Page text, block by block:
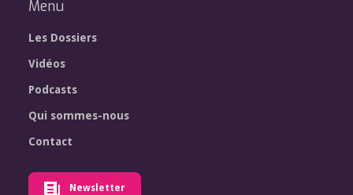
Menu
Les Dossiers
Vidéos
Podcasts
Qui sommes-nous
Contact
Newsletter